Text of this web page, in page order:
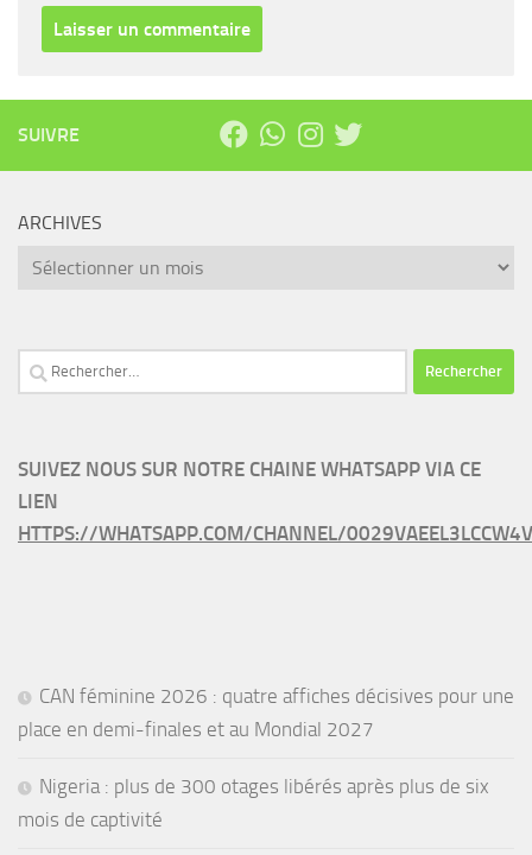
SUIVRE
ARCHIVES
Archives
Rechercher :
SUIVEZ NOUS SUR NOTRE CHAINE WHATSAPP VIA CE
LIEN
HTTPS://WHATSAPP.COM/CHANNEL/
CAN féminine 2026 : quatre affiches décisives pour une
place en demi-finales et au Mondial 2027
Nigeria : plus de 300 otages libérés après plus de six
mois de captivité